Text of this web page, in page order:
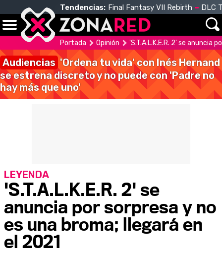
Tendencias: Final Fantasy VII Rebirth DLC
Portada Opinión 'S.T.A.L.K.E.R. 2' se anuncia
Audiencias 'Ordena tu vida' con Inés Hernand
se estrena discreto y no puede con 'Padre no
hay más que uno'
'S.T.A.L.K.E.R. 2' se
anuncia por sorpresa y no
es una broma; llegará en
el 2021
LEYENDA